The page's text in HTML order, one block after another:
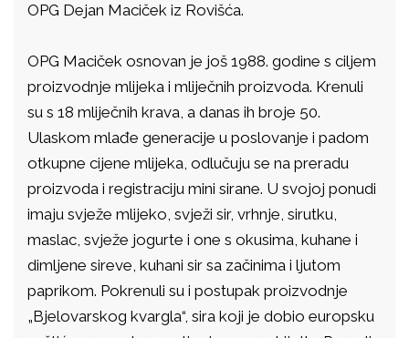
OPG Dejan Maciček iz Rovišća.
OPG Maciček osnovan je još 1988. godine s ciljem
proizvodnje mlijeka i mliječnih proizvoda. Krenuli
su s 18 mliječnih krava, a danas ih broje 50.
Ulaskom mlađe generacije u poslovanje i padom
otkupne cijene mlijeka, odlučuju se na preradu
proizvoda i registraciju mini sirane. U svojoj ponudi
imaju svježe mlijeko, svježi sir, vrhnje, sirutku,
maslac, svježe jogurte i one s okusima, kuhane i
dimljene sireve, kuhani sir sa začinima i ljutom
paprikom. Pokrenuli su i postupak proizvodnje
„Bjelovarskog kvargla“, sira koji je dobio europsku